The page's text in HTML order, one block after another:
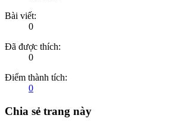
Bài viết:
0
Đã được thích:
0
Điểm thành tích:
0
Chia sẻ trang này